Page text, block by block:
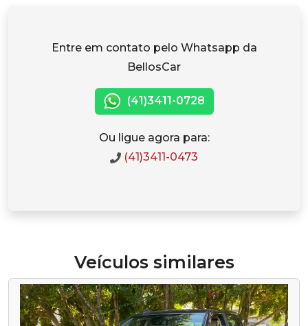
Entre em contato pelo Whatsapp da
BellosCar
(41)3411-0728
Ou ligue agora para:
(41)3411-0473
Veículos similares